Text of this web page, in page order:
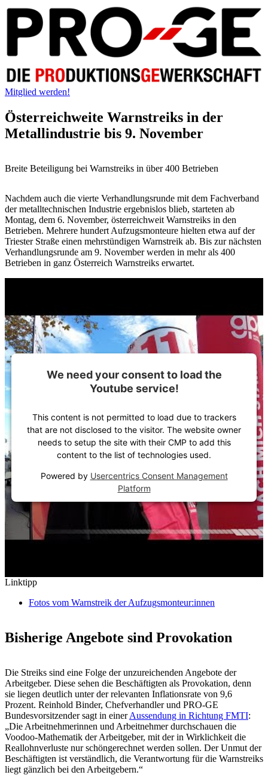
Mitglied werden!
Österreichweite Warnstreiks in der
Metallindustrie bis 9. November
Breite Beteiligung bei Warnstreiks in über 400 Betrieben
Nachdem auch die vierte Verhandlungsrunde mit dem Fachverband
der metalltechnischen Industrie ergebnislos blieb, starteten ab
Montag, dem 6. November, österreichweit Warnstreiks in den
Betrieben. Mehrere hundert Aufzugsmonteure hielten etwa auf der
Triester Straße einen mehrstündigen Warnstreik ab. Bis zur nächsten
Verhandlungsrunde am 9. November werden in mehr als 400
Betrieben in ganz Österreich Warnstreiks erwartet.
We need your consent to load the
Youtube service!
This content is not permitted to load due to trackers
that are not disclosed to the visitor. The website owner
needs to setup the site with their CMP to add this
content to the list of technologies used.
Powered by Usercentrics Consent Management
Platform
Linktipp
Fotos vom Warnstreik der Aufzugsmonteur:innen
Bisherige Angebote sind Provokation
Die Streiks sind eine Folge der unzureichenden Angebote der
Arbeitgeber. Diese sehen die Beschäftigten als Provokation, denn
sie liegen deutlich unter der relevanten Inflationsrate von 9,6
Prozent. Reinhold Binder, Chefverhandler und PRO-GE
Bundesvorsitzender sagt in einerAussendung in Richtung FMTI:
„Die Arbeitnehmerinnen und Arbeitnehmer durchschauen die
Voodoo-Mathematik der Arbeitgeber, mit der in Wirklichkeit die
Reallohnverluste nur schöngerechnet werden sollen. Der Unmut der
Beschäftigten ist verständlich, die Verantwortung für die Warnstreiks
liegt gänzlich bei den Arbeitgebern.“